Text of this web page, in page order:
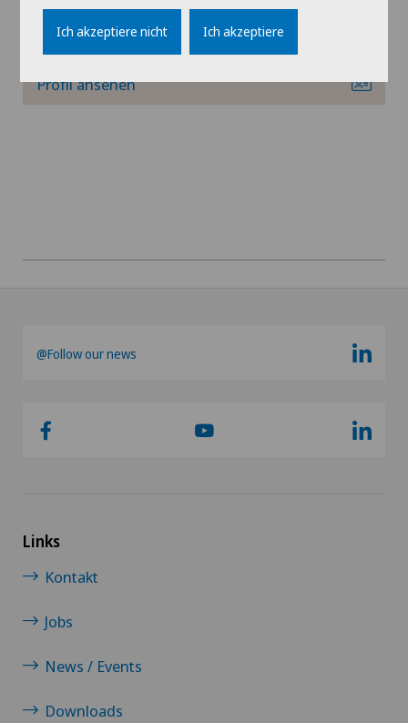
Profil ansehen
@Follow our news
Links
Kontakt
Jobs
News / Events
Downloads
Ich akzeptiere nicht Ich akzeptiere